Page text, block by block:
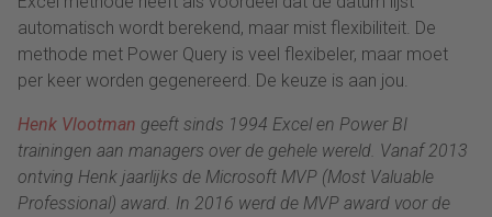
automatisch wordt berekend, maar mist flexibiliteit. De
methode met Power Query is veel flexibeler, maar moet
per keer worden gegenereerd. De keuze is aan jou.
Henk Vlootman geeft sinds 1994 Excel en Power BI
trainingen aan managers over de gehele wereld. Vanaf 2013
ontving Henk jaarlijks de Microsoft MVP (Most Valuable
Professional) award. In 2016 werd de MVP award voor de